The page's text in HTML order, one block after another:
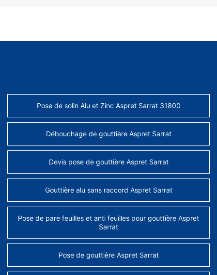
Pose de solin Alu et Zinc Aspret Sarrat 31800
Débouchage de gouttière Aspret Sarrat
Devis pose de gouttière Aspret Sarrat
Gouttière alu sans raccord Aspret Sarrat
Pose de pare feuilles et anti feuilles pour gouttière Aspret
Sarrat
Pose de gouttière Aspret Sarrat